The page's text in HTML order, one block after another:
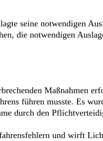
seine notwendigen
die notwendigen
Maßnahmen
führen musste. Es
durch den
und wirft